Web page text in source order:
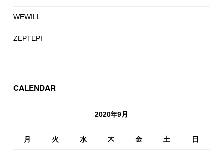
WEWILL
ZEPTEPI
CALENDAR
2020年9月
月 火 水 木 金 土 日